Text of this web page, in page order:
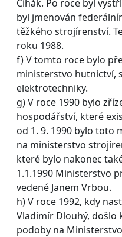
Čihák. Po roce byl
byl jmenován
těžkého strojírenství.
roku 1988.
f) V tomto roce bylo
ministerstvo hutnictví,
elektrotechniky.
g) V roce 1990 bylo
hospodářství, které
od 1. 9. 1990 bylo toto
na ministerstvo
které bylo nakonec
1.1.1990 Ministerstvo
vedené Janem Vrbou.
h) V roce 1992, kdy
Vladimír Dlouhý, došlo
podoby na